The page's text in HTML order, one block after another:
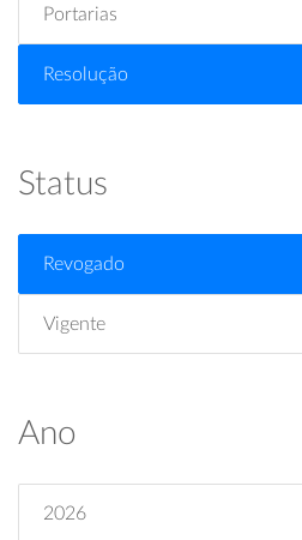
Portarias
Resolução
Status
Revogado
Vigente
Ano
2026